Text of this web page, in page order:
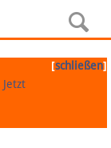
[schließen]
Jetzt